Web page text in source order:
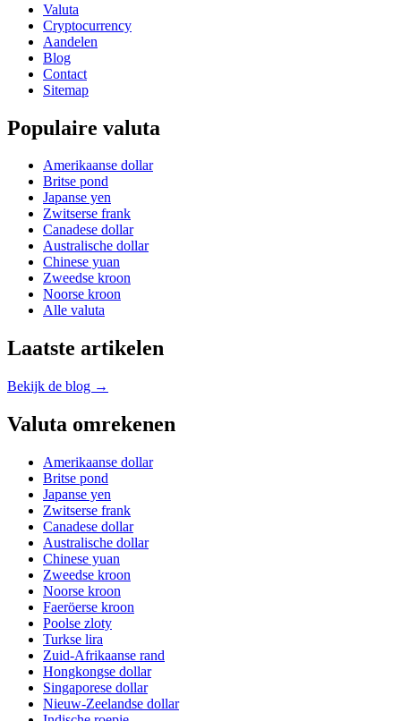
Valuta
Cryptocurrency
Aandelen
Blog
Contact
Sitemap
Populaire valuta
Amerikaanse dollar
Britse pond
Japanse yen
Zwitserse frank
Canadese dollar
Australische dollar
Chinese yuan
Zweedse kroon
Noorse kroon
Alle valuta
Laatste artikelen
Bekijk de blog →
Valuta omrekenen
Amerikaanse dollar
Britse pond
Japanse yen
Zwitserse frank
Canadese dollar
Australische dollar
Chinese yuan
Zweedse kroon
Noorse kroon
Faeröerse kroon
Poolse zloty
Turkse lira
Zuid-Afrikaanse rand
Hongkongse dollar
Singaporese dollar
Nieuw-Zeelandse dollar